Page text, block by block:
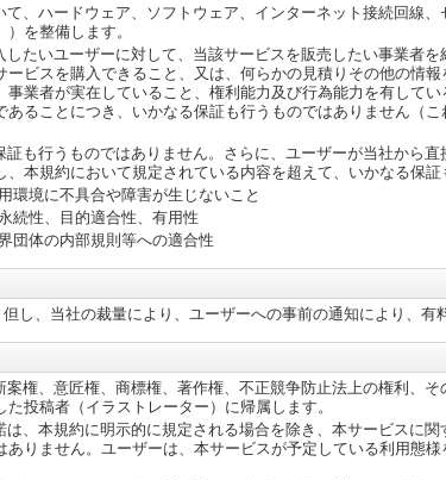
、ハードウェア、ソフトウェア、インターネット接続回線
を整備します。
たいユーザーに対して、当該サービスを販売したい事業者
ビスを購入できること、又は、何らかの見積りその他の情
業者が実在していること、権利能力及び行為能力を有して
ることにつき、いかなる保証も行うものではありません（
も行うものではありません。さらに、ユーザーが当社から
本規約において規定されている内容を超えて、いかなる保証
環境に不具合や障害が生じないこと
続性、目的適合性、有用性
団体の内部規則等への適合性
し、当社の裁量により、ユーザーへの事前の通知により、有
権、意匠権、商標権、著作権、不正競争防止法上の権利、
投稿者（イラストレーター）に帰属します。
、本規約に明示的に規定される場合を除き、本サービスに
ありません。ユーザーは、本サービスが予定している利用態